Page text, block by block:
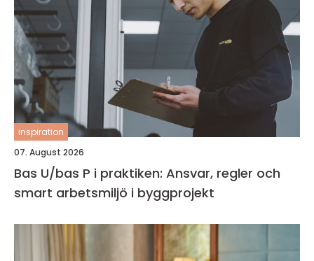
inspiration
07. August 2026
Bas U/bas P i praktiken: Ansvar, regler och
smart arbetsmiljö i byggprojekt